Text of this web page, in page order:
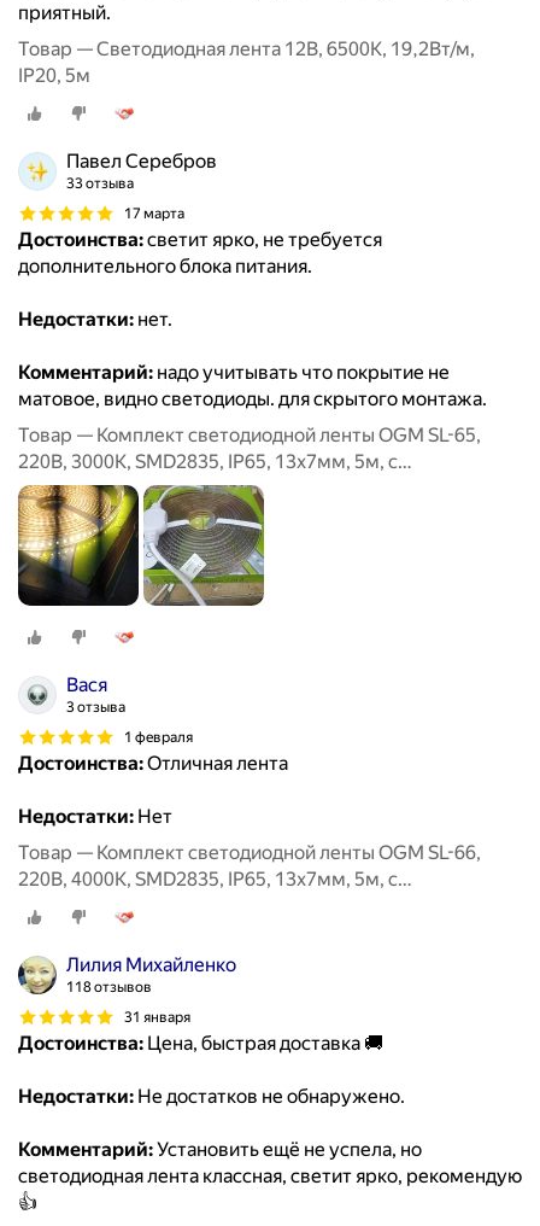
приятный.
Товар — Светодиодная лента 12В, 6500К, 19,2Вт/м,
IP20, 5м
Павел Серебров
33 отзыва
17 марта
Достоинства:светит ярко, не требуется
дополнительного блока питания.
Недостатки: нет.
Комментарий: надо учитывать что покрытие не
матовое, видно светодиоды. для скрытого монтажа.
Товар — Комплект светодиодной ленты OGM SL-65,
220В, 3000К, SMD2835, IP65, 13х7мм, 5м, с
аксесcуарами
Вася
3 отзыва
1 февраля
Достоинства:Отличная лента
Недостатки: Нет
Товар — Комплект светодиодной ленты OGM SL-66,
220В, 4000К, SMD2835, IP65, 13х7мм, 5м, с
аксесcуарами
Лилия Михайленко
118 отзывов
31 января
Достоинства: Цена, быстрая доставка 🚚
Недостатки: Не достатков не обнаружено.
Комментарий:Установить ещё не успела, но
светодиодная лента классная, светит ярко, рекомендую
👍